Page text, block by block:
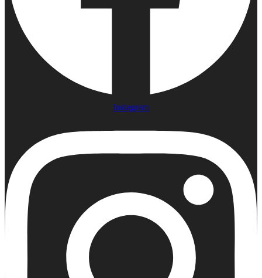
Instagram